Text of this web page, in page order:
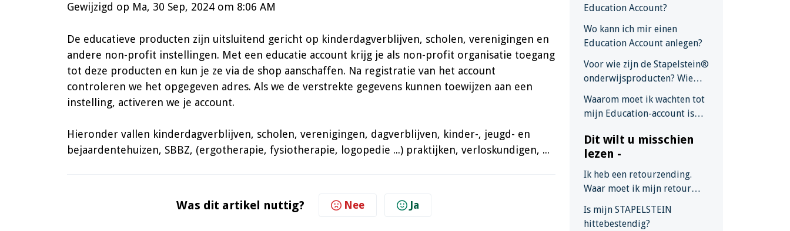
Gewijzigd op Ma, 30 Sep, 2024 om 8:06 AM
De educatieve producten zijn uitsluitend gericht op kinderdagverblijven, scholen, verenigingen en
andere non-profit instellingen. Met een educatie account krijg je als non-profit organisatie toegang
tot deze producten en kun je ze via de shop aanschaffen. Na registratie van het account
controleren we het opgegeven adres. Als we de verstrekte gegevens kunnen toewijzen aan een
instelling, activeren we je account.
Hieronder vallen kinderdagverblijven, scholen, verenigingen, dagverblijven, kinder-, jeugd- en
bejaardentehuizen, SBBZ, (ergotherapie, fysiotherapie, logopedie ...) praktijken, verloskundigen, ...
Was dit artikel nuttig? Nee Ja
Education Account?
Wo kann ich mir einen
Education Account anlegen?
Voor wie zijn de Stapelstein®
onderwijsproducten? Wie
aanmaken?
Waarom moet ik wachten tot
mijn Education-account is
Dit wilt u misschien
lezen -
Ik heb een retourzending.
Waar moet ik mijn retour
Is mijn STAPELSTEIN
hittebestendig?